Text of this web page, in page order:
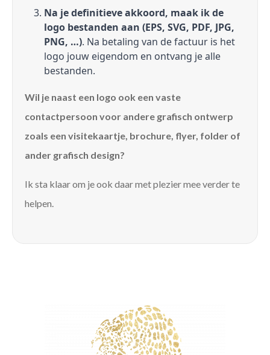
Na je definitieve akkoord, maak ik de
logo bestanden aan (EPS, SVG, PDF, JPG,
PNG, …). Na betaling van de factuur is het
logo jouw eigendom en ontvang je alle
bestanden.
Wil je naast een logo ook een vaste
contactpersoon voor andere grafisch ontwerp
zoals een visitekaartje, brochure, flyer, folder of
ander grafisch design?
Ik sta klaar om je ook daar met plezier mee verder te
helpen.